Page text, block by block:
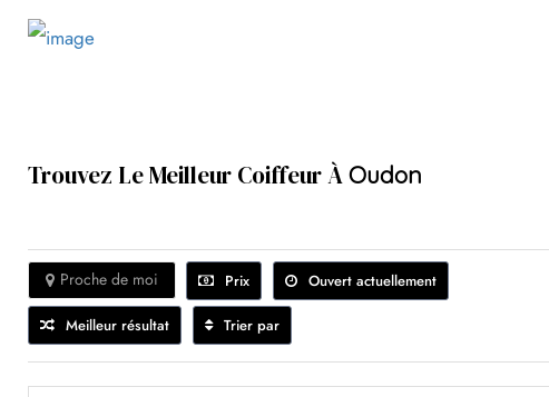
Trouvez Le Meilleur Coiffeur ÀOudon
Prix Ouvert actuellement
Proche de moi
Meilleur résultat Trier par